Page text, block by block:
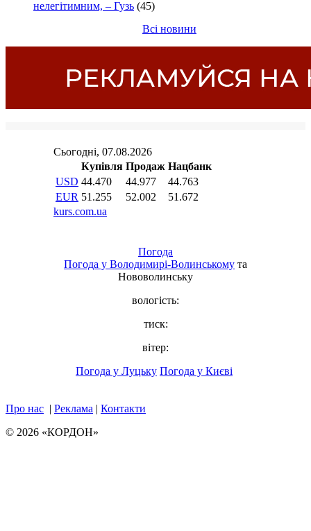
нелегітимним, – Гузь (45)
Всі новини
Погода
Погода у Володимирі-Волинському та
Нововолинську
вологість:
тиск:
вітер:
Погода у Луцьку Погода у Києві
Про нас | Реклама | Контакти
© 2026 «КОРДОН»